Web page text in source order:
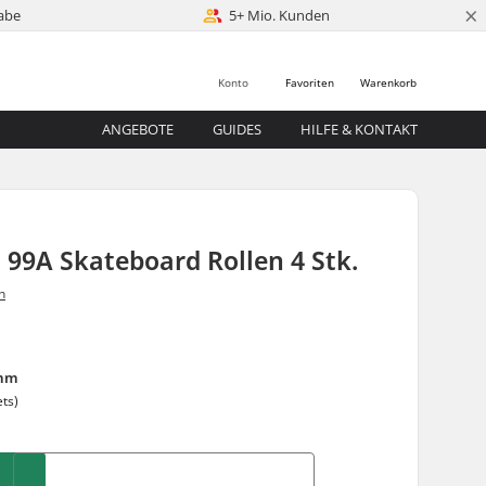
5+ Mio. Kunden ×
Warenkorb
Favoriten
Konto
ANGEBOTE GUIDES HILFE & KONTAKT
Skateboard Rollen 4 Stk.